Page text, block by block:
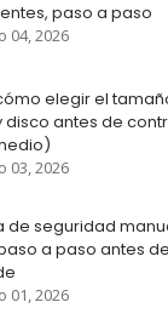
paso a paso
04, 2026
elegir el
disco antes de
03, 2026
de seguridad
a paso antes
01, 2026